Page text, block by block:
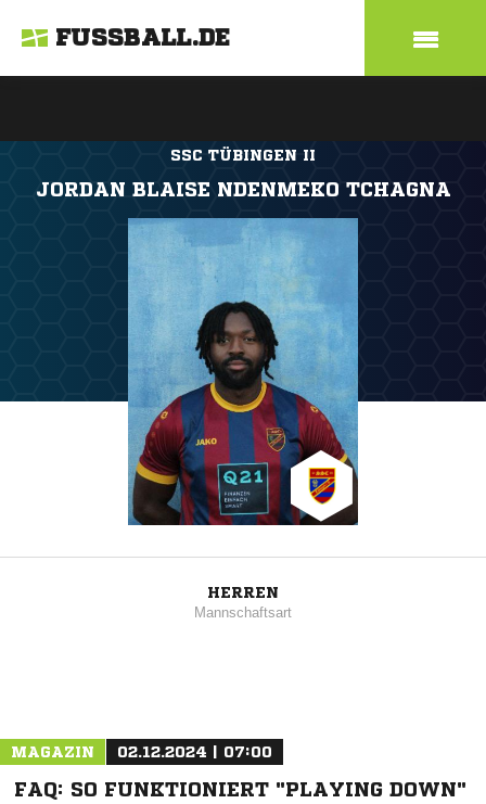
FUSSBALL.DE
SSC TÜBINGEN II
JORDAN BLAISE NDENMEKO TCHAGNA
HERREN
Mannschaftsart
MAGAZIN 02.12.2024 | 07:00
FAQ: SO FUNKTIONIERT "PLAYING DOWN"